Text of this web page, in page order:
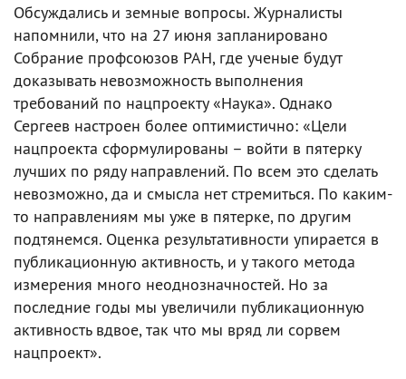
Обсуждались и земные вопросы. Журналисты
напомнили, что на 27 июня запланировано
Собрание профсоюзов РАН, где ученые будут
доказывать невозможность выполнения
требований по нацпроекту «Наука». Однако
Сергеев настроен более оптимистично: «Цели
нацпроекта сформулированы – войти в пятерку
лучших по ряду направлений. По всем это сделать
невозможно, да и смысла нет стремиться. По каким-
то направлениям мы уже в пятерке, по другим
подтянемся. Оценка результативности упирается в
публикационную активность, и у такого метода
измерения много неоднозначностей. Но за
последние годы мы увеличили публикационную
активность вдвое, так что мы вряд ли сорвем
нацпроект».